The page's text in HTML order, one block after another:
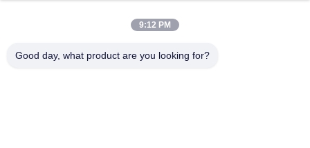
Spannung, die
Gegendrehdrahtseil
9:12 PM
Good day, what product are you looking for?